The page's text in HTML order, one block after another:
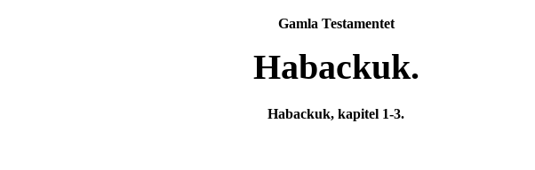
Gamla Testamentet
Habackuk.
Habackuk, kapitel 1-3.